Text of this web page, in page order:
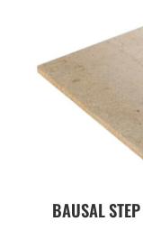
BAUSAL